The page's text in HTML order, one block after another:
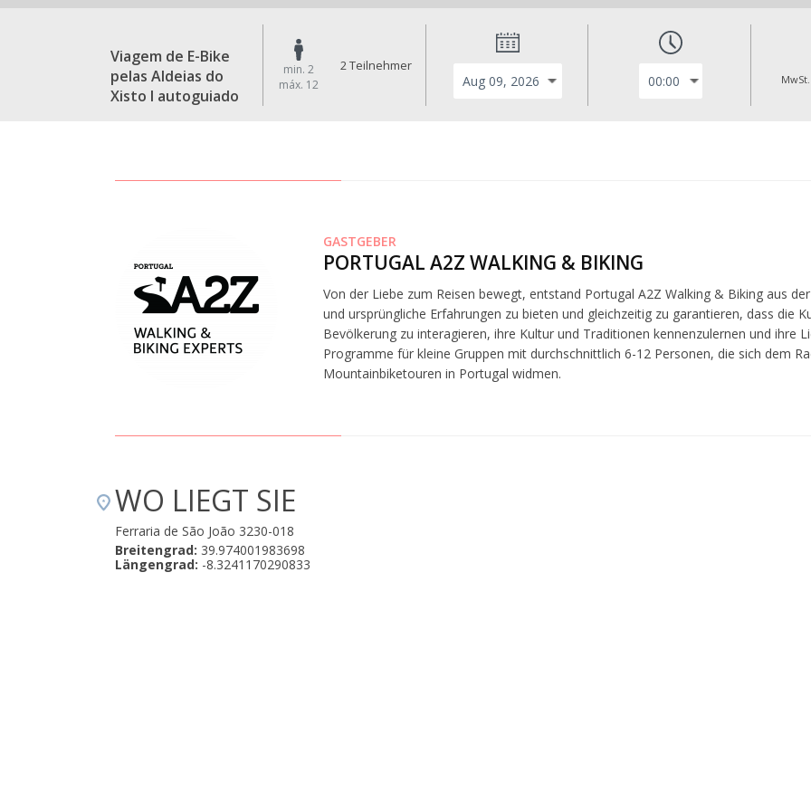
Viagem de E-Bike
pelas Aldeias do
Xisto I autoguiado
min. 2
máx. 12
2 Teilnehmer
GASTGEBER
PORTUGAL A2Z WALKING & BIKING
Von der Liebe zum Reisen bewegt, entstand Portugal A2Z Walking & Biking aus
und ursprüngliche Erfahrungen zu bieten und gleichzeitig zu garantieren, dass die
Bevölkerung zu interagieren, ihre Kultur und Traditionen kennenzulernen und ihre
Programme für kleine Gruppen mit durchschnittlich 6-12 Personen, die sich dem
Mountainbiketouren in Portugal widmen.
WO LIEGT SIE
Ferraria de São João 3230-018
Breitengrad: 39.974001983698
Längengrad: -8.3241170290833